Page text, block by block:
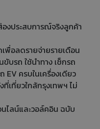
องประสบการณ์จริงลูกค้า
พื่อลดรายจ่ายรายเดือน
บรถ ใช้นำทาง เช็กรถ
EV ครบในเครื่องเดียว
เที่ยวใกล้กรุงเทพฯ ไม่
ไลน์และวอล์คอิน ฉบับ